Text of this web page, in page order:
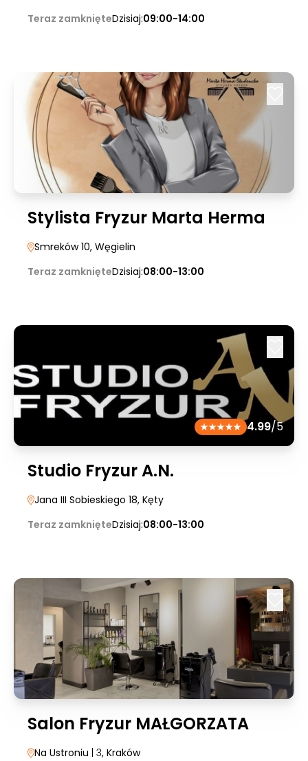
Teraz zamknięteDzisiaj:09:00-14:00
Stylista Fryzur Marta Herma
Smreków 10, Węgielin
Teraz zamknięteDzisiaj:08:00-13:00
4.99/5
Studio Fryzur A.N.
Jana III Sobieskiego 18, Kęty
Teraz zamknięteDzisiaj:08:00-13:00
Salon Fryzur MAŁGORZATA
Na Ustroniu | 3, Kraków